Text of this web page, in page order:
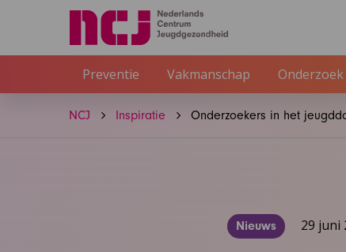
Preventie Vakmanschap Onderzoek
NCJ Inspiratie Onderzoekers in het
Nieuws 29 juni